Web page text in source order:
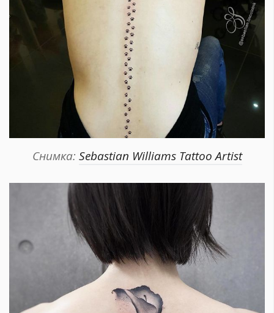
Снимка: Sebastian Williams Tattoo Artist